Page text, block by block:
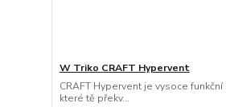
W Triko CRAFT Hypervent
CRAFT Hypervent je vysoce
které tě překv...